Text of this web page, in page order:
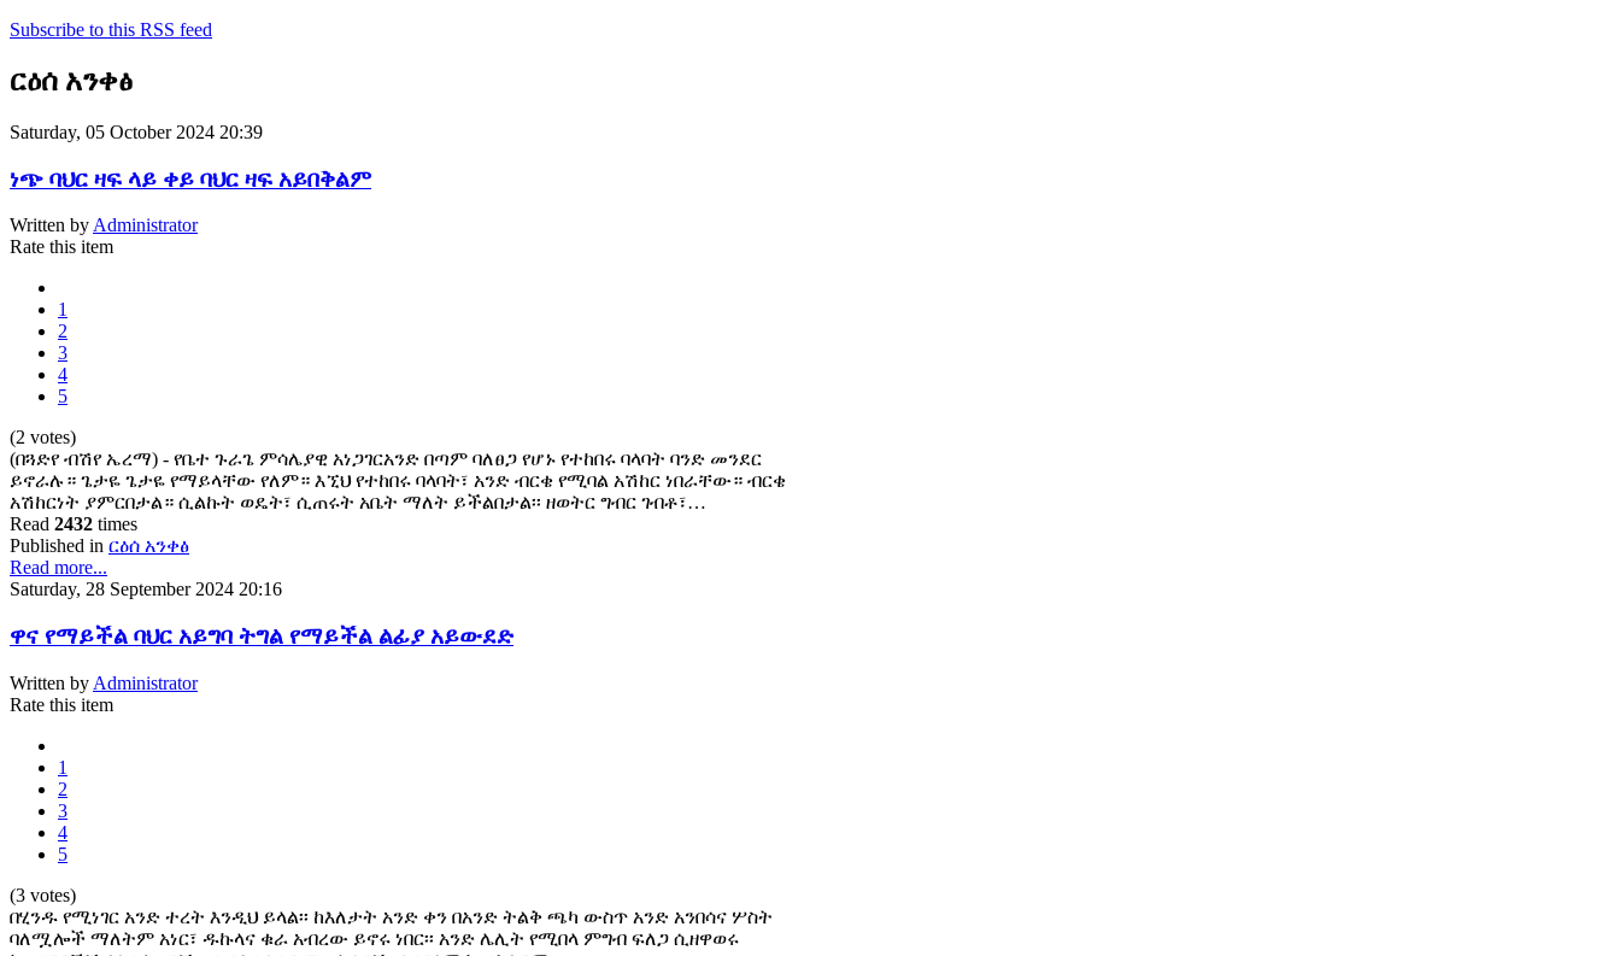
Subscribe to this RSS feed
ርዕሰ አንቀፅ
Saturday, 05 October 2024 20:39
ነጭ ባህር ዛፍ ላይ ቀይ ባህር ዛፍ አይበቅልም
Written by Administrator
Rate this item
1
2
3
4
5
(2 votes)
(በጓድየ ብሽየ ኤረማ) - የቤተ ጉራጌ ምሳሌያዊ አነጋገርአንድ በጣም ባለፀጋ የሆኑ የተከበሩ ባላባት ባንድ መንደር
ይኖራሉ። ጌታዬ ጌታዬ የማይላቸው የለም። እኚህ የተከበሩ ባላባት፣ አንድ ብርቄ የሚባል አሽከር ነበራቸው። ብርቄ
አሽከርነት ያምርበታል። ሲልኩት ወዴት፣ ሲጠሩት አቤት ማለት ይችልበታል፡፡ ዘወትር ግብር ገብቶ፣…
Read 2432 times
Published in ርዕሰ አንቀፅ
Read more...
Saturday, 28 September 2024 20:16
ዋና የማይችል ባህር አይግባ ትግል የማይችል ልፊያ አይውደድ
Written by Administrator
Rate this item
1
2
3
4
5
(3 votes)
በሂንዱ የሚነገር አንድ ተረት እንዲህ ይላል፡፡ ከእለታት አንድ ቀን በአንድ ትልቅ ጫካ ውስጥ አንድ አንበሳና ሦስት
ባለሟሎች ማለትም አነር፣ ዱኩላና ቁራ አብረው ይኖሩ ነበር፡፡ አንድ ሌሊት የሚበላ ምግብ ፍለጋ ሲዘዋወሩ